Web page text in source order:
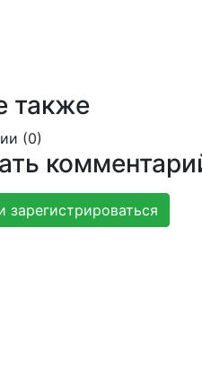
также
(0)
зарегистрироваться